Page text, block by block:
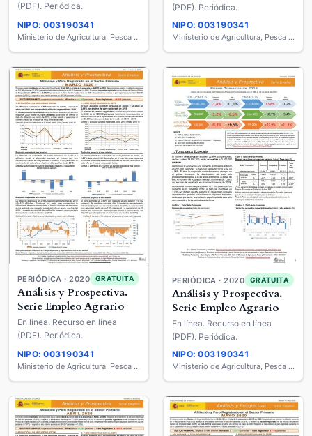
(PDF). Periódica.
NIPO: 003190341
Ministerio de Agricultura, Pesca y Alimentación
(PDF). Periódica.
NIPO: 003190341
Ministerio de Agricultura, Pesca y Alimentación
PERIÓDICA · 2020 GRATUITA
Análisis y Prospectiva.
Serie Empleo Agrario
En línea. Recurso en línea
(PDF). Periódica.
NIPO: 003190341
Ministerio de Agricultura, Pesca y Alimentación
PERIÓDICA · 2020 GRATUITA
Análisis y Prospectiva.
Serie Empleo Agrario
En línea. Recurso en línea
(PDF). Periódica.
NIPO: 003190341
Ministerio de Agricultura, Pesca y Alimentación